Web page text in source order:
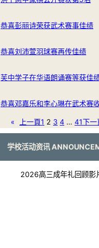
恭喜彭丽诗荣获武术赛事佳绩
恭喜刘沛萱羽球赛再传佳绩
芙中学子在华语朗诵赛等获佳
恭喜邓嘉乐和李心琳在武术赛
« 上一頁1 2 3 4 … 41下一
学校活动资讯
2026高三成年礼回顾影